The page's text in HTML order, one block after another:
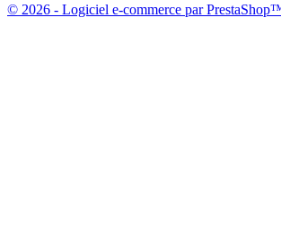
© 2026 - Logiciel e-commerce par